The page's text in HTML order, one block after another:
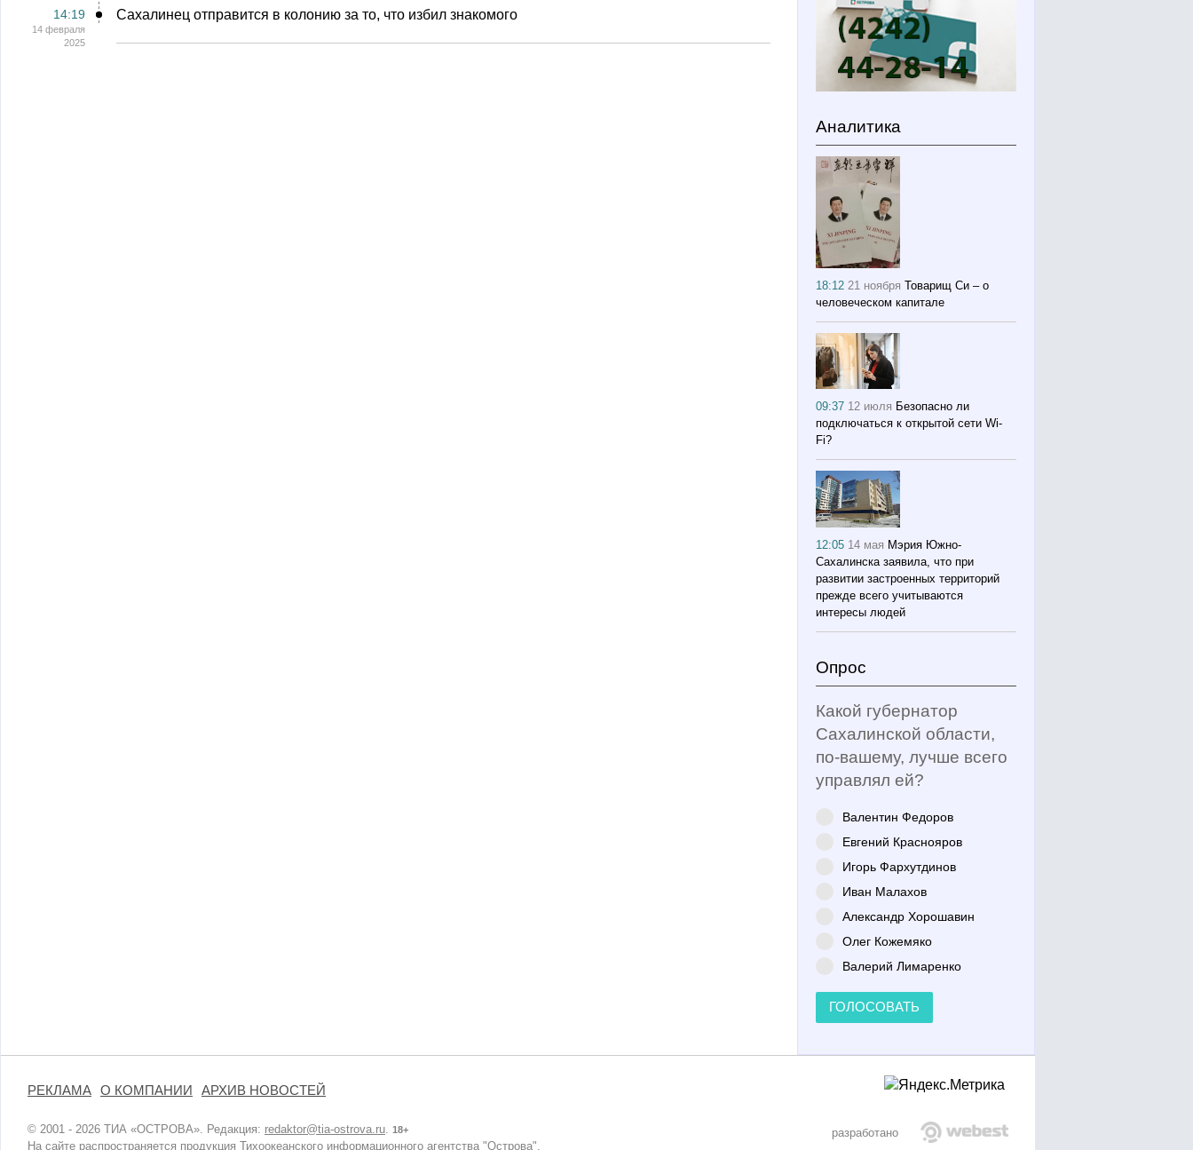
14:19
14 февраля
2025
Сахалинец отправится в колонию за то, что избил знакомого
Аналитика
18:1221 ноября Товарищ Си – о
человеческом капитале
09:37 12 июля Безопасно ли
подключаться к открытой сети Wi-
Fi?
12:05 14 мая Мэрия Южно-
Сахалинска заявила, что при
развитии застроенных территорий
прежде всего учитываются
интересы людей
Опрос
Какой губернатор
Сахалинской области,
по-вашему, лучше всего
управлял ей?
Валентин Федоров
Евгений Краснояров
Игорь Фархутдинов
Иван Малахов
Александр Хорошавин
Олег Кожемяко
Валерий Лимаренко
ГОЛОСОВАТЬ
РЕКЛАМА О КОМПАНИИ АРХИВ НОВОСТЕЙ
© 2001 - 2026 ТИА «ОСТРОВА». Редакция: redaktor@tia-ostrova.ru 18+
На сайте распространяется продукция Тихоокеанского информационного агентства "Острова".
разработано